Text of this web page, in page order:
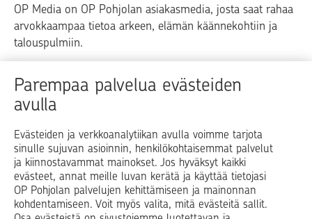
Parempaa palvelua evästeiden
avulla
Evästeiden ja verkkoanalytiikan avulla voimme tarjota
sinulle sujuvan asioinnin, henkilökohtaisemmat palvelut
ja kiinnostavammat mainokset. Jos hyväksyt kaikki
evästeet, annat meille luvan kerätä ja käyttää tietojasi
OP Pohjolan palvelujen kehittämiseen ja mainonnan
kohdentamiseen. Voit myös valita, mitä evästeitä sallit.
OP Media on OP Pohjolan asiakasmedia, josta saat rahaa
arvokkaampaa tietoa arkeen, elämän käännekohtiin ja
talouspulmiin.
Raha Elämä
Yrityselämä
Blogit ja puheenvuorot
Op.fi OP Koti Pohjola Vahinkoapu
Facebook
X LinkedInInstagram